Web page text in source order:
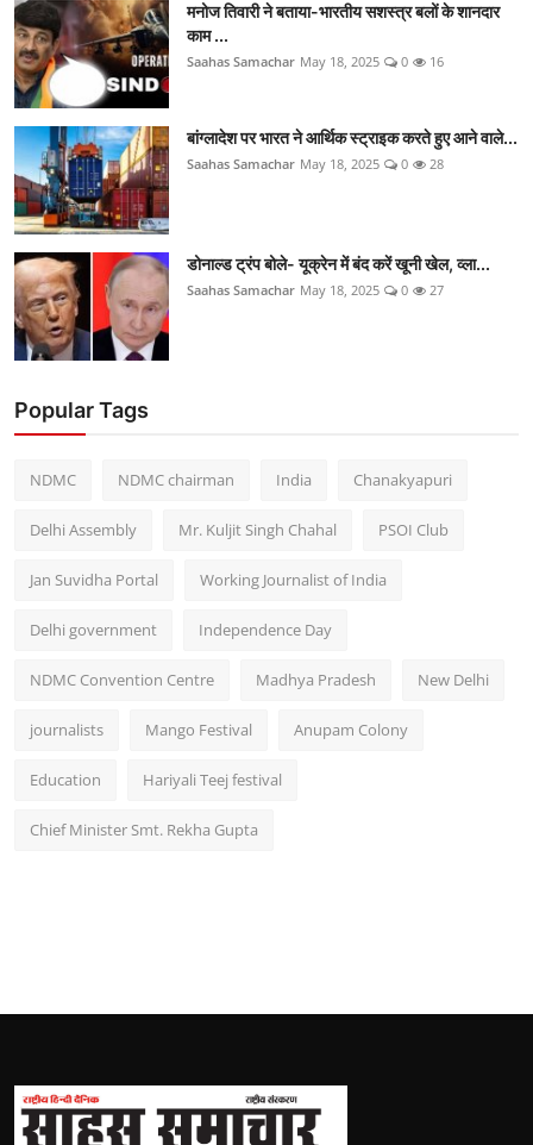
मनोज तिवारी ने बताया-भारतीय सशस्त्र बलों के शानदार
काम ...
Saahas Samachar May 18, 2025 0 16
बांग्लादेश पर भारत ने आर्थिक स्ट्राइक करते हुए आने वाले...
Saahas Samachar May 18, 2025 0 28
डोनाल्ड ट्रंप बोले- यूक्रेन में बंद करें खूनी खेल, व्ला...
Saahas Samachar May 18, 2025 0 27
Popular Tags
NDMC NDMC chairman India Chanakyapuri
Delhi Assembly Mr. Kuljit Singh Chahal PSOI Club
Jan Suvidha Portal Working Journalist of India
Delhi government Independence Day
NDMC Convention Centre Madhya Pradesh New Delhi
journalists Mango Festival Anupam Colony
Education Hariyali Teej festival
Chief Minister Smt. Rekha Gupta